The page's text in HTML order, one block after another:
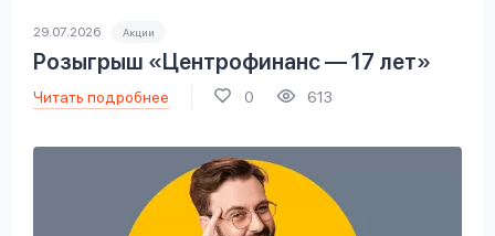
29.07.2026 Акции
Розыгрыш «Центрофинанс — 17 лет»
Читать подробнее 0 613